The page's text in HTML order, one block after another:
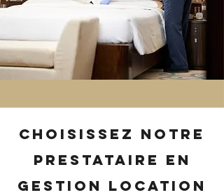
Choisissez notre
prestataire en
gestion location